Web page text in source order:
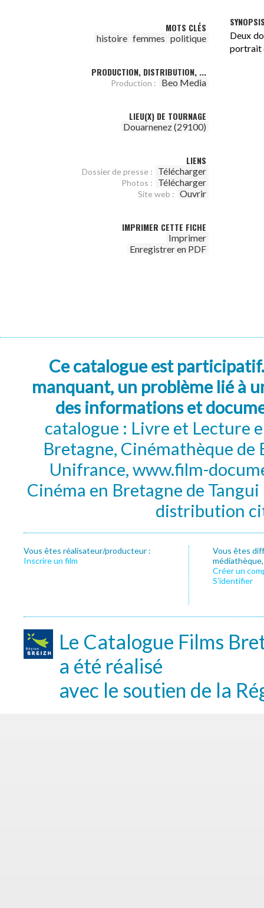
MOTS CLÉS
histoire femmes politique
PRODUCTION, DISTRIBUTION, ...
Production : Beo Media
LIEU(X) DE TOURNAGE
Douarnenez (29100)
LIENS
Dossier de presse : Télécharger
Photos : Télécharger
Site web : Ouvrir
IMPRIMER CETTE FICHE
Imprimer
Enregistrer en PDF
Deux
portrait
Ce catalogue est
manquant, un problème lié à
des informations et
catalogue : Livre et Lecture
Bretagne, Cinémathèque de
Unifrance, www.film-
Cinéma en Bretagne de
distribution
Vous êtes réalisateur/producteur :
Inscrire un film
Vous êtes
Créer un
S’identifier
Le Catalogue Films
a été réalisé
avec le soutien de la